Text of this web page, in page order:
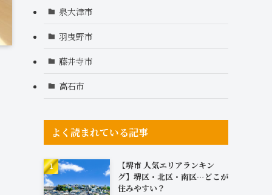
泉大津市
羽曳野市
藤井寺市
高石市
よく読まれている記事
【堺市 人気エリアランキン
グ】堺区・北区・南区…どこが
住みやすい？